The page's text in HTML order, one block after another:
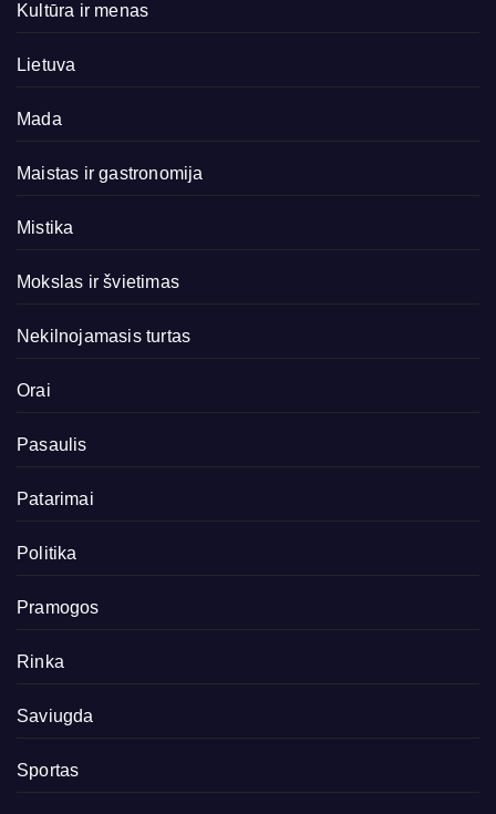
Kultūra ir menas
Lietuva
Mada
Maistas ir gastronomija
Mistika
Mokslas ir švietimas
Nekilnojamasis turtas
Orai
Pasaulis
Patarimai
Politika
Pramogos
Rinka
Saviugda
Sportas